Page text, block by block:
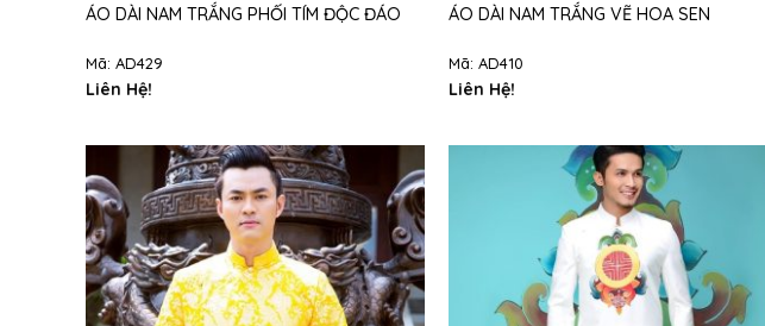
ÁO DÀI NAM TRẮNG PHỐI TÍM ĐỘC ĐÁO
Mã: AD429
Liên Hệ!
ÁO DÀI NAM TRẮNG VẼ HOA SEN
Mã: AD410
Liên Hệ!